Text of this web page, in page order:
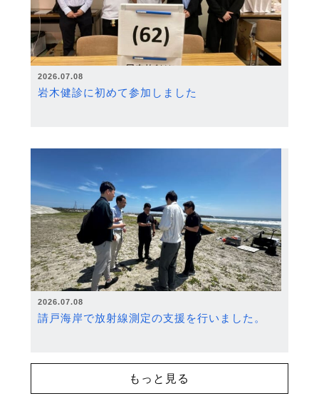
2026.07.08
岩木健診に初めて参加しました
2026.07.08
請戸海岸で放射線測定の支援を行いました。
もっと見る